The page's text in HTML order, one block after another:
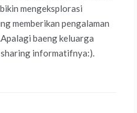
mengeksplorasi
memberikan pengalaman
baeng keluarga
informatifnya:).